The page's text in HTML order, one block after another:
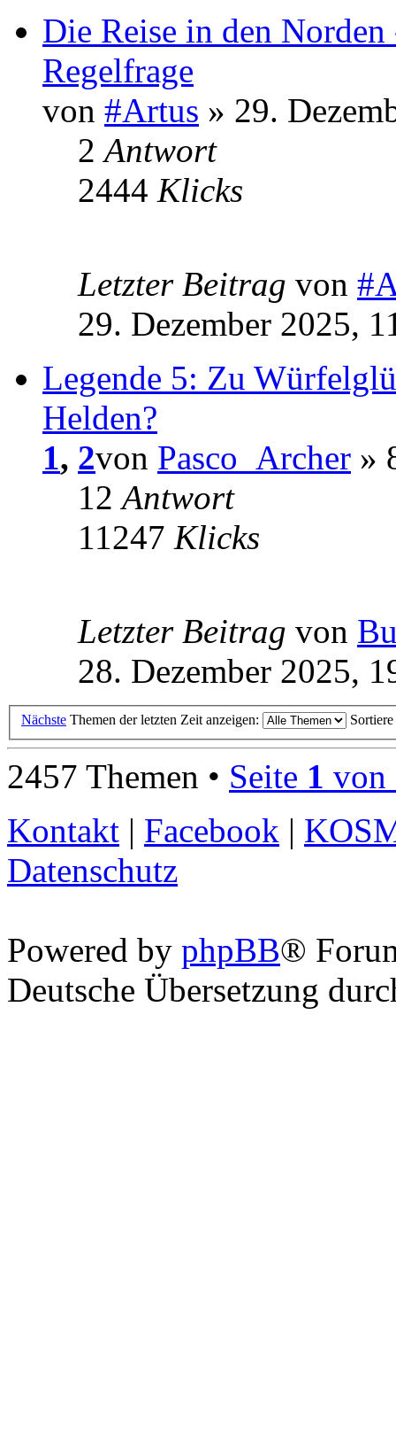
Die Reise in den
Regelfrage
von #Artus » 29.
2Antwort
2444 Klicks
Letzter Beitrag von
29. Dezember 2025,
Legende 5: Zu
Helden?
1, 2von Pasco_Archer »
12Antwort
11247 Klicks
Letzter Beitrag von
28. Dezember 2025,
Nächste Themen der letzten Zeit anzeigen:
2457 Themen • Seite 1 von
Kontakt | Facebook |
Datenschutz
Powered by phpBB®
Deutsche Übersetzung